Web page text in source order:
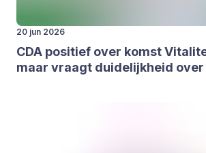
20 jun 2026
CDA posi­tief over komst
maar vraagt dui­de­lijk­heid over